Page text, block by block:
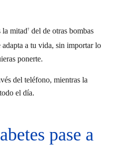
la mitad† del de otras bombas
adapta a tu vida, sin importar lo
ponerte.
del teléfono, mientras la
el día.
pase a